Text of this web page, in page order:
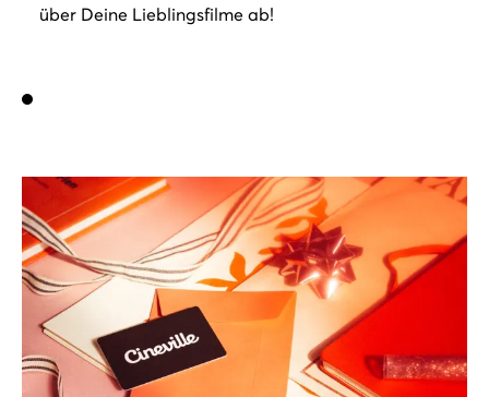
über Deine Lieblingsfilme ab!